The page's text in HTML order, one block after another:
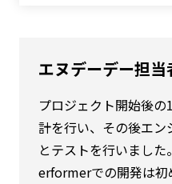
エヌデーデー担
プロジェクト開始後
計を行い、その後エ
とテストを行いまし
erformerでの開発は初